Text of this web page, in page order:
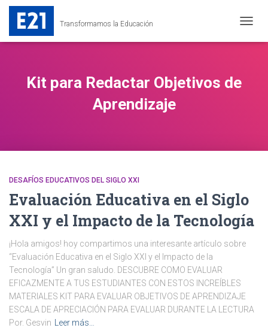
Transformamos la Educación
MODO
Kit para Redactar Objetivos de
Aprendizaje
DESAFÍOS EDUCATIVOS DEL SIGLO XXI
Evaluación Educativa en el Siglo
XXI y el Impacto de la Tecnología
¡Hola amigos! hoy compartimos una interesante artículo sobre
“Evaluación Educativa en el Siglo XXI y el Impacto de la
Tecnología” Un gran saludo. DESCUBRE COMO EVALUAR
EFICAZMENTE A TUS ESTUDIANTES CON ESTOS INCREÍBLES
MATERIALES KIT PARA EVALUAR OBJETIVOS DE APRENDIZAJE
ESCALA DE APRECIACIÓN PARA EVALUAR DURANTE LA LECTURA
Por. Gesvin
Leer más…